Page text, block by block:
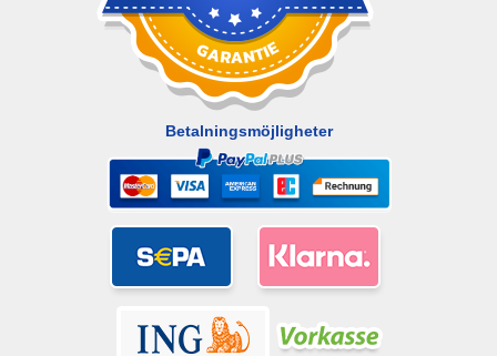
Betalningsmöjligheter